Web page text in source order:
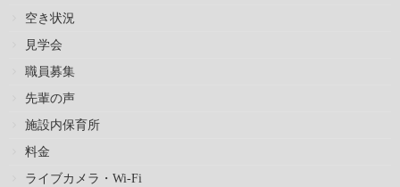
空き状況
見学会
職員募集
先輩の声
施設内保育所
料金
ライブカメラ・Wi-Fi